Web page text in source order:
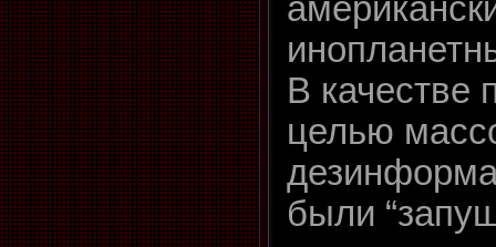
В качестве
целью
были